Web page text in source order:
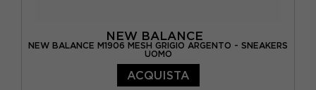
NEW BALANCE
NEW BALANCE M1906 MESH GRIGIO ARGENTO - SNEAKERS
UOMO
ACQUISTA